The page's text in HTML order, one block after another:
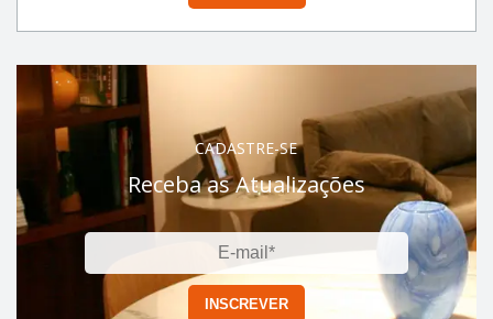
CADASTRE-SE
Receba as Atualizações